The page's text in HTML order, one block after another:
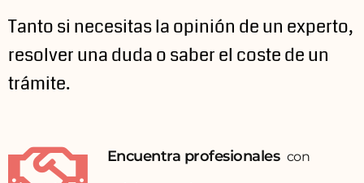
Tanto si necesitas la opinión de un experto,
resolver una duda o saber el coste de un
trámite.​
Encuentra profesionales con